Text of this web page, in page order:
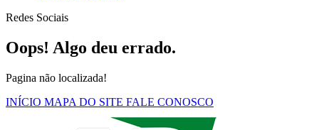
Redes Sociais
Oops! Algo deu errado.
Pagina não localizada!
INÍCIO MAPA DO SITE FALE CONOSCO